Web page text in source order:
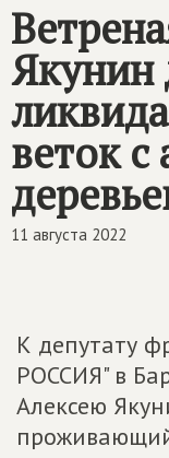
Якунин
веток
11 августа 2022
К депутату
РОССИЯ" в
Алексею